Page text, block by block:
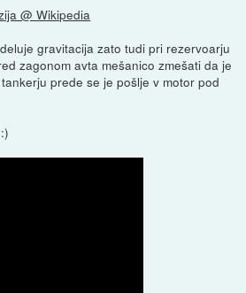
@ Wikipedia
gravitacija zato tudi pri rezervoarju
zagonom avta mešanico zmešati da je
prede se je pošlje v motor pod